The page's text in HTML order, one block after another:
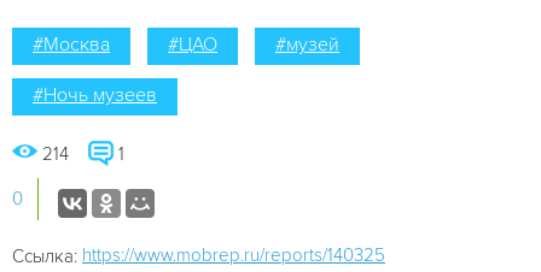
#Москва #ЦАО #музей
#Ночь музеев
214 1
0
Ссылка: https://www.mobrep.ru/reports/140325